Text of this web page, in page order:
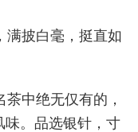
满披白毫，挺直如
中绝无仅有的，
味。品选银针，寸